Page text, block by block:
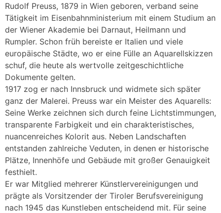
Rudolf Preuss, 1879 in Wien geboren, verband seine
Tätigkeit im Eisenbahnministerium mit einem Studium an
der Wiener Akademie bei Darnaut, Heilmann und
Rumpler. Schon früh bereiste er Italien und viele
europäische Städte, wo er eine Fülle an Aquarellskizzen
schuf, die heute als wertvolle zeitgeschichtliche
Dokumente gelten.
1917 zog er nach Innsbruck und widmete sich später
ganz der Malerei. Preuss war ein Meister des Aquarells:
Seine Werke zeichnen sich durch feine Lichtstimmungen,
transparente Farbigkeit und ein charakteristisches,
nuancenreiches Kolorit aus. Neben Landschaften
entstanden zahlreiche Veduten, in denen er historische
Plätze, Innenhöfe und Gebäude mit großer Genauigkeit
festhielt.
Er war Mitglied mehrerer Künstlervereinigungen und
prägte als Vorsitzender der Tiroler Berufsvereinigung
nach 1945 das Kunstleben entscheidend mit. Für seine